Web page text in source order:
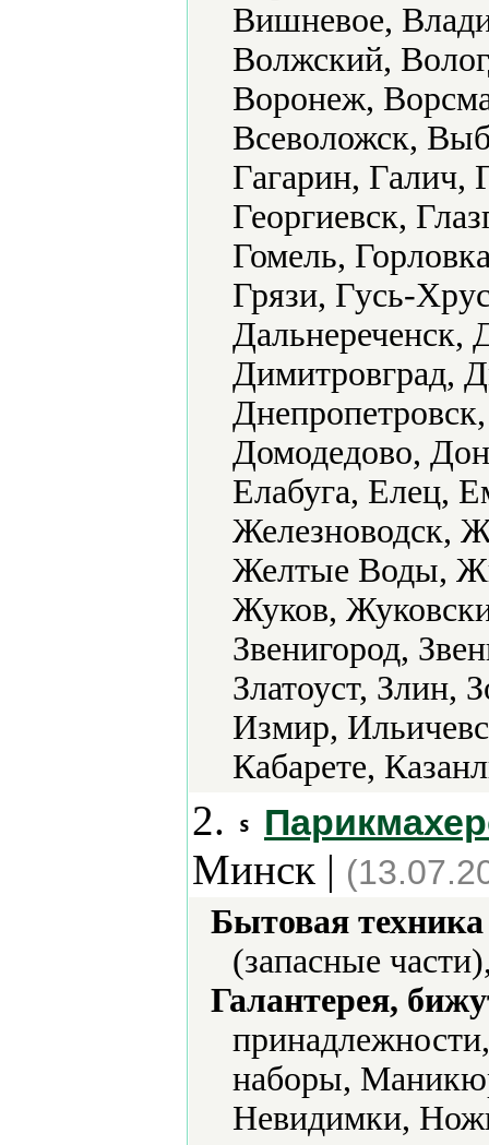
Вишневое,
Волжский,
Воронеж,
Всеволожск,
Гагарин, Галич,
Георгиевск,
Гомель,
Грязи, Гусь-
Дальнереченск,
Димитровград,
Домодедово,
Елабуга, Елец,
Железноводск,
Желтые Воды,
Жуков,
Звенигород,
Златоуст, Злин,
Измир,
Кабарете,
2.
Минск |
Бытовая
(запасные
Галантерея,
наборы,
Невидимки,